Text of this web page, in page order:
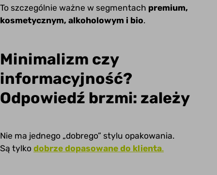
To szczególnie ważne w segmentach premium,
kosmetycznym, alkoholowym i bio.
Minimalizm czy
informacyjność?
Odpowiedź brzmi: zależy
Nie ma jednego „dobrego” stylu opakowania.
Są tylko dobrze dopasowane do klienta.